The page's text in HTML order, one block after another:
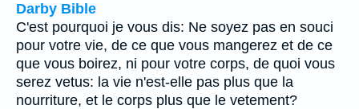
Darby Bible
C'est pourquoi je vous dis: Ne soyez pas en souci
pour votre vie, de ce que vous mangerez et de ce
que vous boirez, ni pour votre corps, de quoi vous
serez vetus: la vie n'est-elle pas plus que la
nourriture, et le corps plus que le vetement?